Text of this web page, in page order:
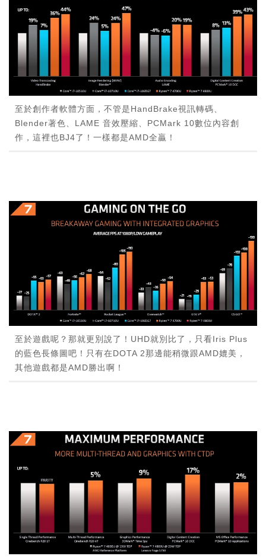
至於創作者軟體方面，不管是HandBrake視訊轉碼、
Blender著色、LAME 音效壓縮、PCMark 10數位內容創
作，這裡也BJ4了！一樣都是AMD全贏！
至於遊戲呢？那就更別說了！UHD就別比了，只看Iris Plus
的藍色長條圖吧！只有在DOTA 2那邊能稍微跟AMD媲美，
其他遊戲都是AMD勝出啊！